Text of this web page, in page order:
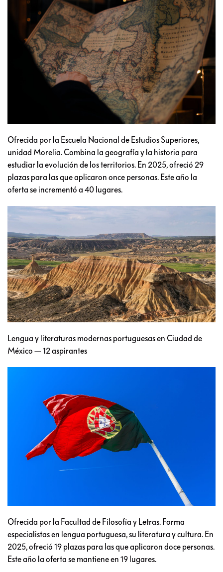
Ofrecida por la Escuela Nacional de Estudios Superiores,
unidad Morelia. Combina la geografía y la historia para
estudiar la evolución de los territorios. En 2025, ofreció 29
plazas para las que aplicaron once personas. Este año la
oferta se incrementó a 40 lugares.
Lengua y literaturas modernas portuguesas en Ciudad de
México — 12 aspirantes
Ofrecida por la Facultad de Filosofía y Letras. Forma
especialistas en lengua portuguesa, su literatura y cultura. En
2025, ofreció 19 plazas para las que aplicaron doce personas.
Este año la oferta se mantiene en 19 lugares.